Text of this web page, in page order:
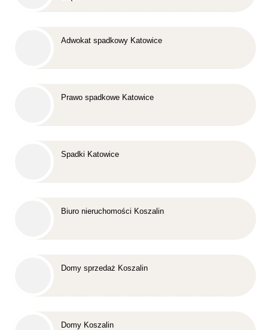
Adwokat spadkowy Katowice
Prawo spadkowe Katowice
Spadki Katowice
Biuro nieruchomości Koszalin
Domy sprzedaż Koszalin
Domy Koszalin